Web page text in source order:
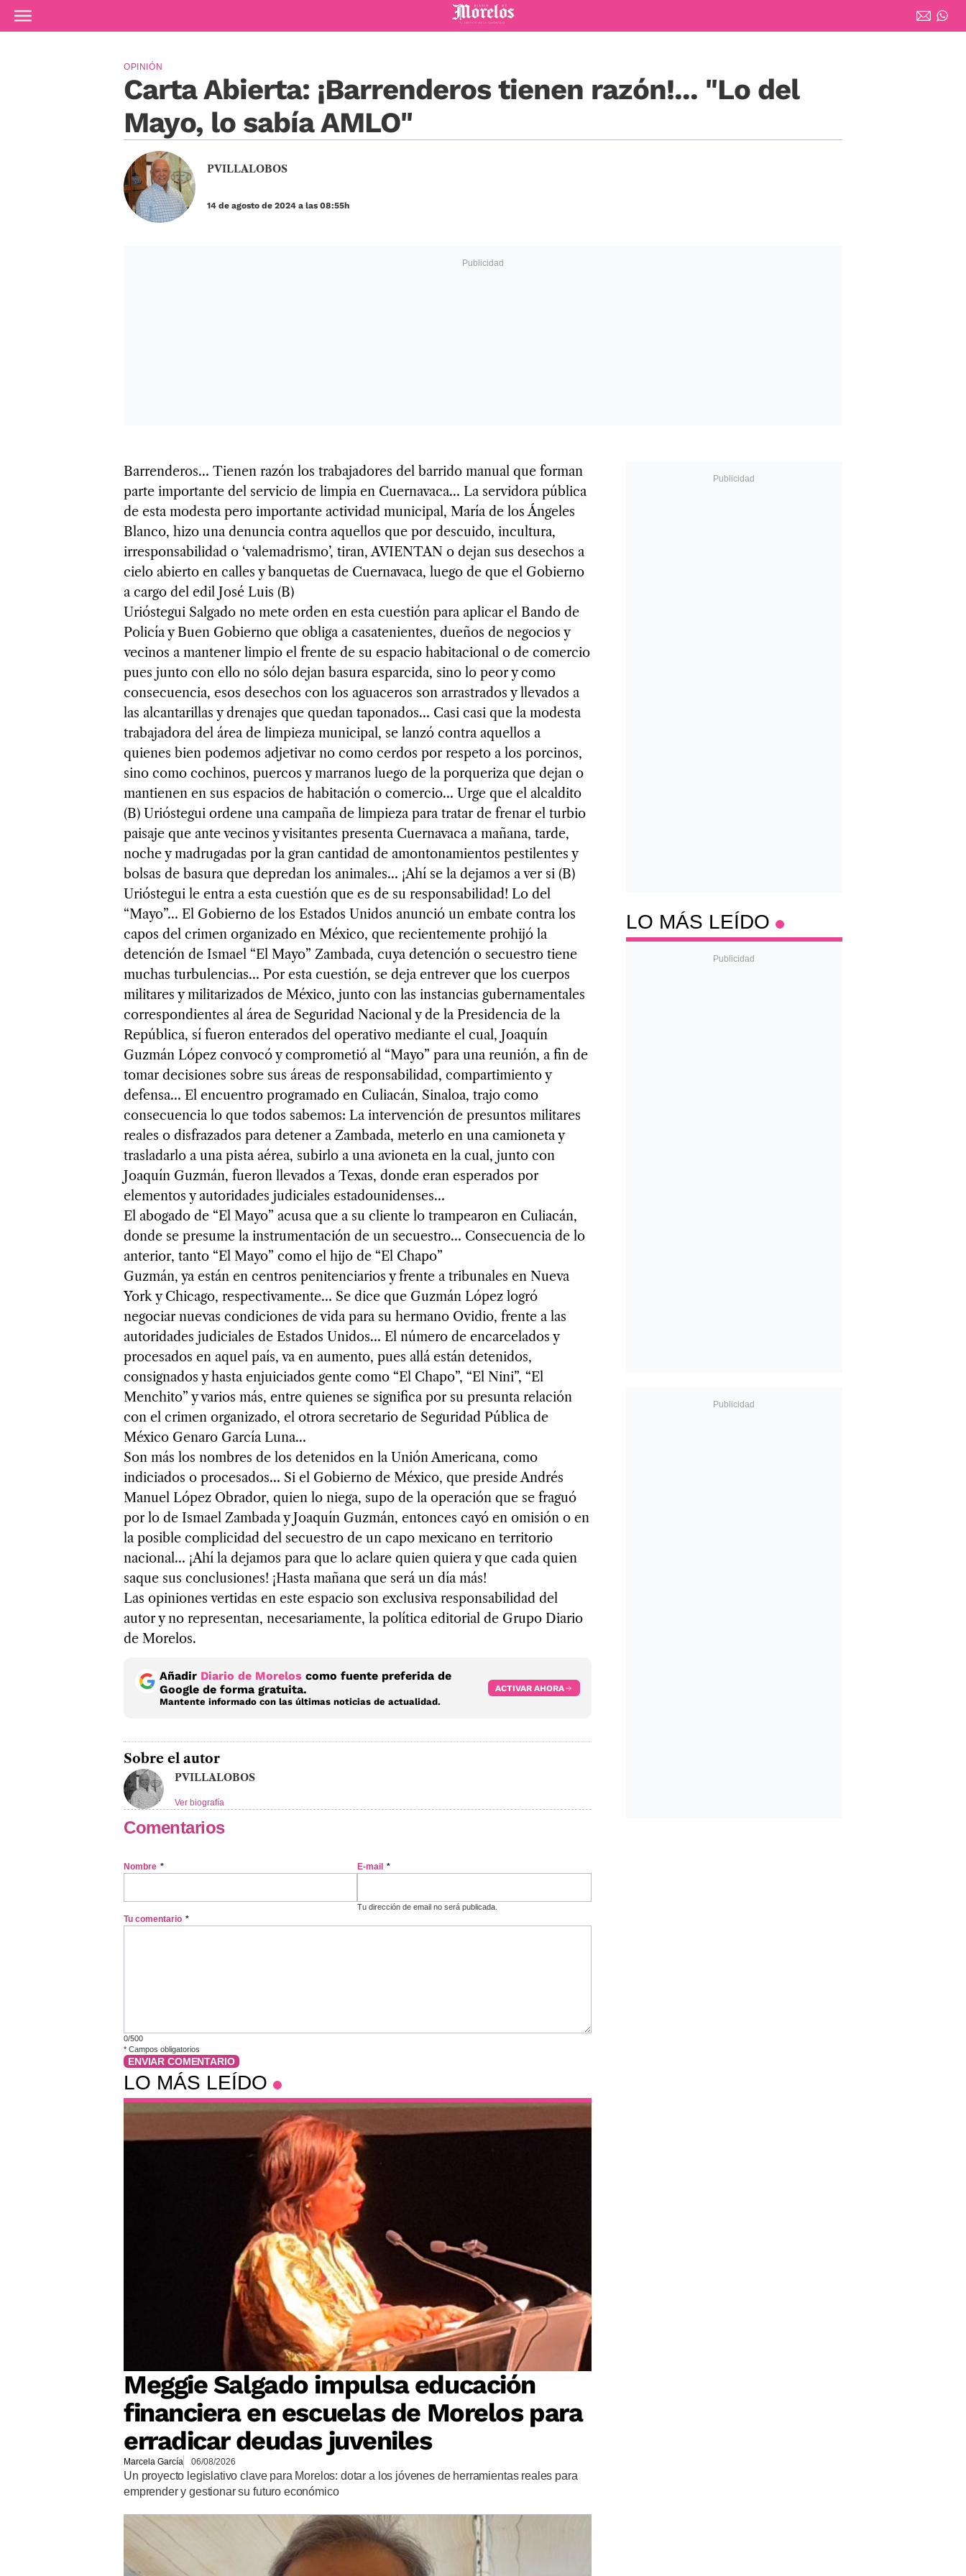
Ir al contenido principal
Diario de Morelos
Carta Abierta: ¡Barrenderos tienen razón!... "Lo del
Mayo, lo sabía AMLO"
OPINIÓN
PVILLALOBOS
14 de agosto de 2024 a las 08:55h
Barrenderos… Tienen razón los trabajadores del barrido manual que forman
parte importante del servicio de limpia en Cuernavaca… La servidora pública
de esta modesta pero importante actividad municipal, María de los Ángeles
Blanco, hizo una denuncia contra aquellos que por descuido, incultura,
irresponsabilidad o ‘valemadrismo’, tiran, AVIENTAN o dejan sus desechos a
cielo abierto en calles y banquetas de Cuernavaca, luego de que el Gobierno
a cargo del edil José Luis (B)
Urióstegui Salgado no mete orden en esta cuestión para aplicar el Bando de
Policía y Buen Gobierno que obliga a casatenientes, dueños de negocios y
vecinos a mantener limpio el frente de su espacio habitacional o de comercio
pues junto con ello no sólo dejan basura esparcida, sino lo peor y como
consecuencia, esos desechos con los aguaceros son arrastrados y llevados a
las alcantarillas y drenajes que quedan taponados… Casi casi que la modesta
trabajadora del área de limpieza municipal, se lanzó contra aquellos a
quienes bien podemos adjetivar no como cerdos por respeto a los porcinos,
sino como cochinos, puercos y marranos luego de la porqueriza que dejan o
mantienen en sus espacios de habitación o comercio… Urge que el alcaldito
(B) Urióstegui ordene una campaña de limpieza para tratar de frenar el turbio
paisaje que ante vecinos y visitantes presenta Cuernavaca a mañana, tarde,
noche y madrugadas por la gran cantidad de amontonamientos pestilentes y
bolsas de basura que depredan los animales… ¡Ahí se la dejamos a ver si (B)
Urióstegui le entra a esta cuestión que es de su responsabilidad! Lo del
“Mayo”… El Gobierno de los Estados Unidos anunció un embate contra los
capos del crimen organizado en México, que recientemente prohijó la
detención de Ismael “El Mayo” Zambada, cuya detención o secuestro tiene
muchas turbulencias… Por esta cuestión, se deja entrever que los cuerpos
militares y militarizados de México, junto con las instancias gubernamentales
correspondientes al área de Seguridad Nacional y de la Presidencia de la
República, sí fueron enterados del operativo mediante el cual, Joaquín
Guzmán López convocó y comprometió al “Mayo” para una reunión, a fin de
tomar decisiones sobre sus áreas de responsabilidad, compartimiento y
defensa… El encuentro programado en Culiacán, Sinaloa, trajo como
consecuencia lo que todos sabemos: La intervención de presuntos militares
reales o disfrazados para detener a Zambada, meterlo en una camioneta y
trasladarlo a una pista aérea, subirlo a una avioneta en la cual, junto con
Joaquín Guzmán, fueron llevados a Texas, donde eran esperados por
elementos y autoridades judiciales estadounidenses…
El abogado de “El Mayo” acusa que a su cliente lo trampearon en Culiacán,
donde se presume la instrumentación de un secuestro… Consecuencia de lo
anterior, tanto “El Mayo” como el hijo de “El Chapo”
Guzmán, ya están en centros penitenciarios y frente a tribunales en Nueva
York y Chicago, respectivamente… Se dice que Guzmán López logró
negociar nuevas condiciones de vida para su hermano Ovidio, frente a las
autoridades judiciales de Estados Unidos… El número de encarcelados y
procesados en aquel país, va en aumento, pues allá están detenidos,
consignados y hasta enjuiciados gente como “El Chapo”, “El Nini”, “El
Menchito” y varios más, entre quienes se significa por su presunta relación
con el crimen organizado, el otrora secretario de Seguridad Pública de
México Genaro García Luna…
Son más los nombres de los detenidos en la Unión Americana, como
indiciados o procesados… Si el Gobierno de México, que preside Andrés
Manuel López Obrador, quien lo niega, supo de la operación que se fraguó
por lo de Ismael Zambada y Joaquín Guzmán, entonces cayó en omisión o en
la posible complicidad del secuestro de un capo mexicano en territorio
nacional… ¡Ahí la dejamos para que lo aclare quien quiera y que cada quien
saque sus conclusiones! ¡Hasta mañana que será un día más!
Las opiniones vertidas en este espacio son exclusiva responsabilidad del
autor y no representan, necesariamente, la política editorial de Grupo Diario
de Morelos.
Añadir Diario de Morelos como fuente preferida de
Google de forma gratuita.
Mantente informado con las últimas noticias de actualidad.
ACTIVAR AHORA
Sobre el autor
PVILLALOBOS
Ver biografía
Comentarios
Nombre * E-mail *
Tu dirección de email no será publicada.
Tu comentario *
0/500
* Campos obligatorios
ENVIAR COMENTARIO
LO MÁS LEÍDO
Meggie Salgado impulsa educación
financiera en escuelas de Morelos para
erradicar deudas juveniles
Marcela García 06/08/2026
Un proyecto legislativo clave para Morelos: dotar a los jóvenes de herramientas reales para
emprender y gestionar su futuro económico
LO MÁS LEÍDO